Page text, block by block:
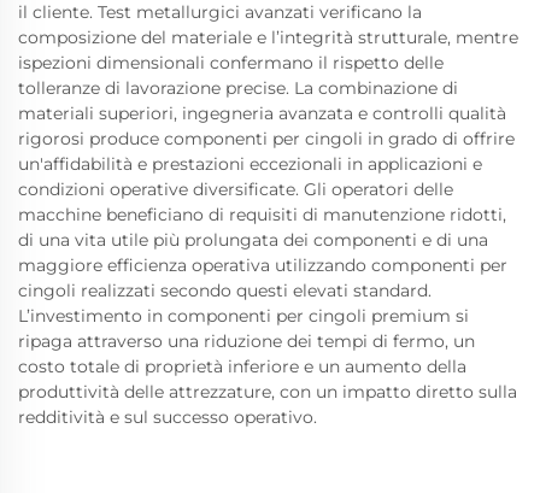
il cliente. Test metallurgici avanzati verificano la
composizione del materiale e l’integrità strutturale, mentre
ispezioni dimensionali confermano il rispetto delle
tolleranze di lavorazione precise. La combinazione di
materiali superiori, ingegneria avanzata e controlli qualità
rigorosi produce componenti per cingoli in grado di offrire
un'affidabilità e prestazioni eccezionali in applicazioni e
condizioni operative diversificate. Gli operatori delle
macchine beneficiano di requisiti di manutenzione ridotti,
di una vita utile più prolungata dei componenti e di una
maggiore efficienza operativa utilizzando componenti per
cingoli realizzati secondo questi elevati standard.
L’investimento in componenti per cingoli premium si
ripaga attraverso una riduzione dei tempi di fermo, un
costo totale di proprietà inferiore e un aumento della
produttività delle attrezzature, con un impatto diretto sulla
redditività e sul successo operativo.